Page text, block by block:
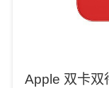
Apple 双卡双